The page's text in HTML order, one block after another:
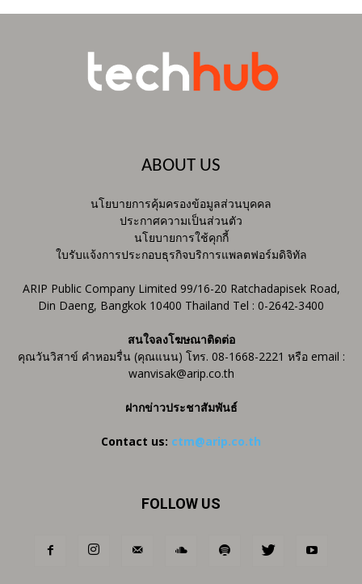
ABOUT US
นโยบายการคุ้มครองข้อมูลส่วนบุคคล
ประกาศความเป็นส่วนตัว
นโยบายการใช้คุกกี้
ใบรับแจ้งการประกอบธุรกิจบริการแพลตฟอร์มดิจิทัล
ARIP Public Company Limited 99/16-20 Ratchadapisek Road,
Din Daeng, Bangkok 10400 Thailand Tel : 0-2642-3400
สนใจลงโฆษณาติดต่อ
คุณวันวิสาข์ คำหอมรื่น (คุณแนน) โทร. 08-1668-2221 หรือ email :
wanvisak@arip.co.th
ฝากข่าวประชาสัมพันธ์
Contact us: ctm@arip.co.th
FOLLOW US